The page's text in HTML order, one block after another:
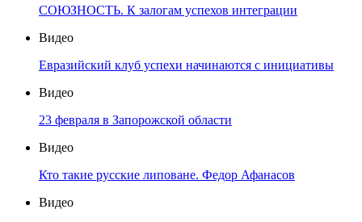
СОЮЗНОСТЬ. К залогам успехов интеграции
Видео
Евразийский клуб успехи начинаются с инициативы
Видео
23 февраля в Запорожской области
Видео
Кто такие русские липоване. Федор Афанасов
Видео